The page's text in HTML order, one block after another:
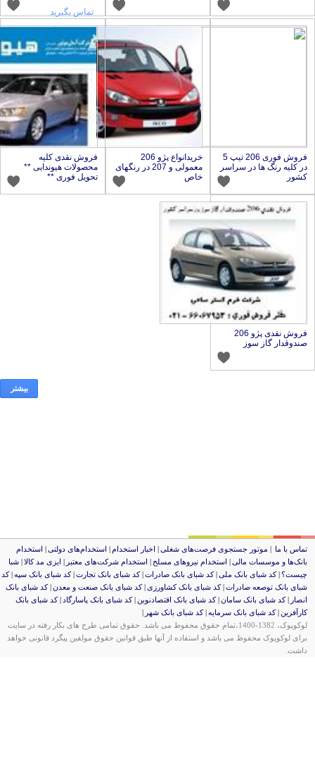
تماس بگیرید
فروش فوری 206 تیپ 5
در کلیه رنگ ها در سراسر خریدانواع پژو 206
معمولی و 207 در رنگهای
فروش نقدی کلیه
محصولات هیوندایی **
تحویل فوری **
فروش نقدی پژو 206
سوز
جستجوی فرصت‌های شغلی |اخبار استخدام استخدام‌های دولتی|استخدام‌
مالی |استخدام‌ نیروهای مسلح |استخدام‌ شرکت‌های معتبر|ایزی مد کالا|شبا
بانک ملی |کد شبای بانک صادرات |کد شبای بانک تجارت| کد شبای بانک سپه |کد
صادرات |کد شبای بانک کشاورزی | کد شبای بانک صنعت و معدن |کد شبای بانک
بانک سامان| کد شبای بانک اقتصادنوین |کد شبای بانک پاسارگاد |کد شبای بانک
بانک سرمایه |کد شبای بانک شهر |
لوکوپوک، 1382-1400،تمام حقوق محفوظ می باشد. حقوق تمامی طرح های بکار رفته در سایت
برای لوکوپوک محفوظ می باشد و استفاده از آنها طبق قوانین حقوق مولفین پیگرد قانونی خواهد